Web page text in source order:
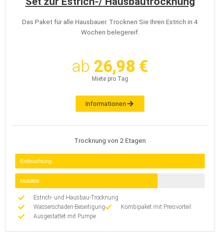
Das Paket für alle Hausbauer. Trocknen Sie Ihren Estrich in 4
Wochen belegereif.
ab 26,98 €
Miete pro Tag
Informationen
Trocknung von 2 Etagen
Entfeuchtung
Mobilität
Estrich- und Hausbau-Trocknung
Wasserschaden-Beseitigung
Kombipaket mit Preisvorteil
Ausgestattet mit Pumpe